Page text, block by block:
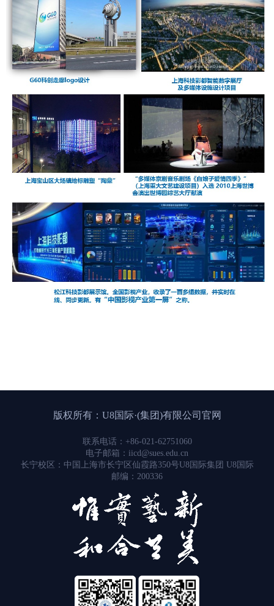
版权所有：U8国际·(集团)有限公司官网
联系电话：+86-021-62751060
电子邮箱：iicd@sues.edu.cn
长宁校区：中国上海市长宁区仙霞路350号U8国际集团 U8国际
邮编：200336